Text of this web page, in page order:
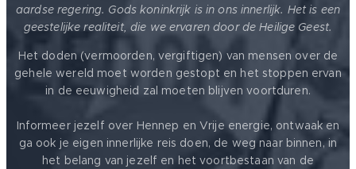
aardse regering. Gods koninkrijk is in ons innerlijk. Het is een
geestelijke realiteit, die we ervaren door de Heilige Geest.
Het doden (vermoorden, vergiftigen) van mensen over de
gehele wereld moet worden gestopt en het stoppen ervan
in de eeuwigheid zal moeten blijven voortduren.
Informeer jezelf over Hennep en Vrije energie, ontwaak en
ga ook je eigen innerlijke reis doen, de weg naar binnen, in
het belang van jezelf en het voortbestaan van de